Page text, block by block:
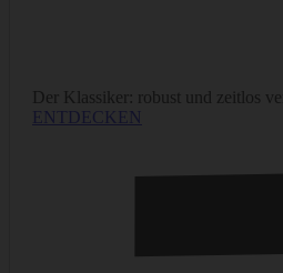
Der Klassiker: robust und zeitlos
ENTDECKEN